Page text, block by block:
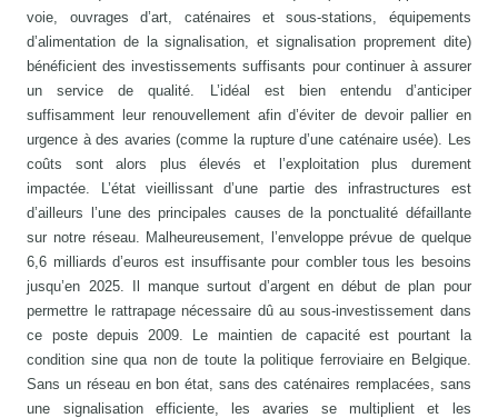
voie, ouvrages d’art, caténaires et sous-stations, équipements
d’alimentation de la signalisation, et signalisation proprement dite)
bénéficient des investissements suffisants pour continuer à assurer
un service de qualité. L’idéal est bien entendu d’anticiper
suffisamment leur renouvellement afin d’éviter de devoir pallier en
urgence à des avaries (comme la rupture d’une caténaire usée). Les
coûts sont alors plus élevés et l’exploitation plus durement
impactée. L’état vieillissant d’une partie des infrastructures est
d’ailleurs l’une des principales causes de la ponctualité défaillante
sur notre réseau. Malheureusement, l’enveloppe prévue de quelque
6,6 milliards d’euros est insuffisante pour combler tous les besoins
jusqu’en 2025. Il manque surtout d’argent en début de plan pour
permettre le rattrapage nécessaire dû au sous-investissement dans
ce poste depuis 2009. Le maintien de capacité est pourtant la
condition sine qua non de toute la politique ferroviaire en Belgique.
Sans un réseau en bon état, sans des caténaires remplacées, sans
une signalisation efficiente, les avaries se multiplient et les